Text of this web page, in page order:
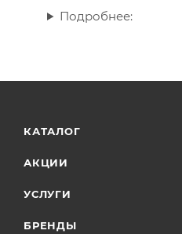
Подробнее:
КАТАЛОГ
АКЦИИ
УСЛУГИ
БРЕНДЫ